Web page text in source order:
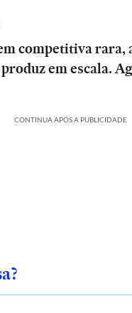
competitiva rara,
em escala.
CONTINUA APÓS A PUBLICIDADE